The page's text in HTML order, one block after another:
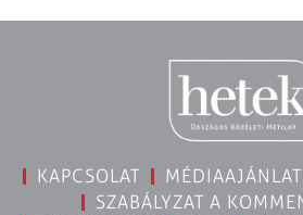
KAPCSOLAT MÉDIAAJÁNLAT
SZABÁLYZAT A